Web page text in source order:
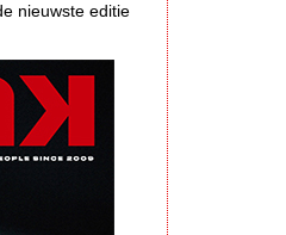
nieuwste editie